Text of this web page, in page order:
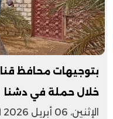
خلال حملة في دشنا
الإثنين، 06 أبريل 2026 05:41 م